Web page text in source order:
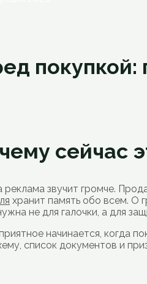
покупкой:
сейчас
звучит громче.
хранит память обо всем. О
не для галочки, а для
начинается, когда
список документов и